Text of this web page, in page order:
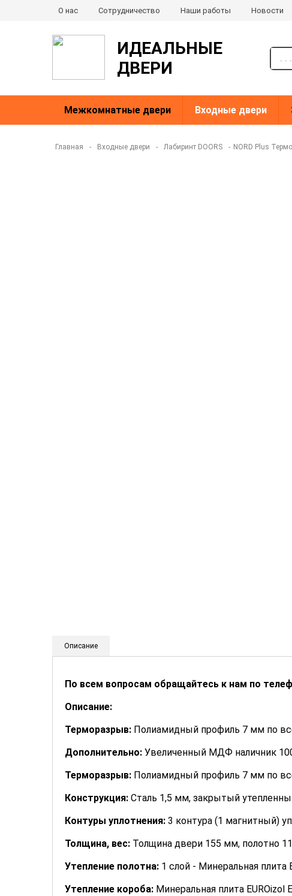
О нас Сотрудничество Наши работы Новости
ИДЕАЛЬНЫЕ
ДВЕРИ
Межкомнатные двери Входные двери
Главная - Входные двери - Лабиринт DOORS - NORD Plus Термо
Описание
По всем вопросам обращайтесь к нам по
Описание:
Терморазрыв: Полиамидный профиль 7 мм по
Дополнительно: Увеличенный МДФ наличник
Терморазрыв: Полиамидный профиль 7 мм по
Конструкция: Сталь 1,5 мм, закрытый
Контуры уплотнения: 3 контура (1 магнитный)
Толщина, вес: Толщина двери 155 мм, полотно
Утепление полотна: 1 слой - Минеральная плита
Утепление короба: Минеральная плита EUROizol